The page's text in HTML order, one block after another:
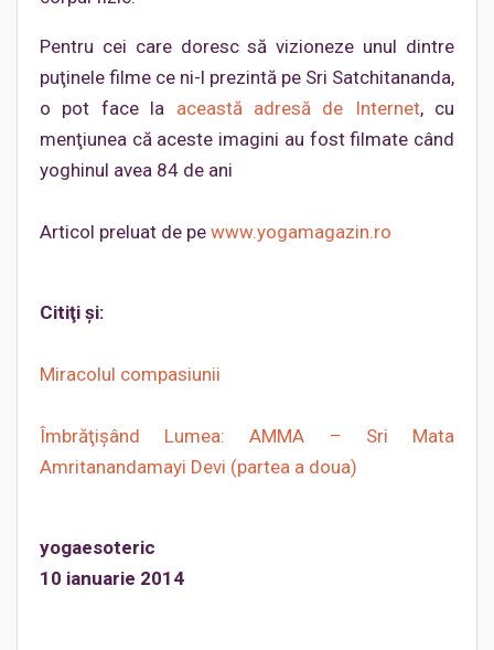
Pentru cei care doresc să vizioneze unul dintre
puţinele filme ce ni-l prezintă pe Sri Satchitananda,
o pot face la această adresă de Internet, cu
menţiunea că aceste imagini au fost filmate când
yoghinul avea 84 de ani
Articol preluat de pe www.yogamagazin.ro
Citiţi şi:
Miracolul compasiunii
Îmbrăţişând Lumea: AMMA – Sri Mata
Amritanandamayi Devi (partea a doua)
yogaesoteric
10 ianuarie 2014